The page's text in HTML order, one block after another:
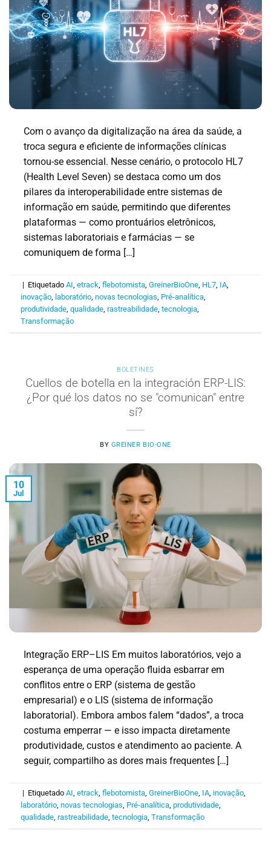
Com o avanço da digitalização na área da saúde, a
troca segura e eficiente de informações clínicas
tornou-se essencial. Nesse cenário, o protocolo HL7
(Health Level Seven) se destaca como um dos
pilares da interoperabilidade entre sistemas de
informação em saúde, permitindo que diferentes
plataformas — como prontuários eletrônicos,
sistemas laboratoriais e farmácias — se
comuniquem de forma […]
| EtiquetadoAI,etrack,flebotomista,GreinerBioOne, HL7, IA,
inovação, laboratório,novas tecnologias, Pré-analítica,
produtividade,qualidade,rastreabilidade,tecnologia,
Transformação
BOLETINES
Cuellos de botella en la integración ERP-LIS:
¿Por qué los datos no se "comunican" entre
sí?
BY GREINER BIO-ONE
10
Jul
Integração ERP–LIS Em muitos laboratórios, vejo a
esperança de uma operação fluida esbarrar em
conflitos entre o ERP (sistema de gestão
empresarial) e o LIS (sistema de informação
laboratorial). Embora ambos falem “dados”, a troca
costuma emperrar — e isso impacta diretamente
produtividade, custos e atendimento ao paciente. A
seguir, compartilho as dores mais frequentes […]
| EtiquetadoAI,etrack,flebotomista,GreinerBioOne, IA, inovação,
laboratório,novas tecnologias, Pré-analítica,produtividade,
qualidade,rastreabilidade,tecnologia,Transformação